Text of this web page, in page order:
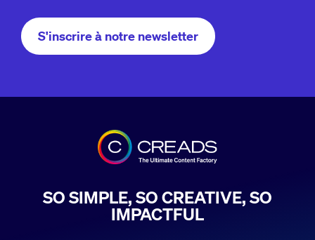
S'inscrire à notre newsletter
SO SIMPLE, SO CREATIVE, SO
IMPACTFUL